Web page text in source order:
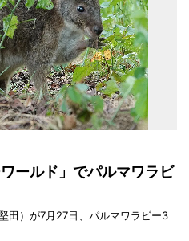
ールド」でパルマワラビ
田）が7月27日、パルマワラビー3